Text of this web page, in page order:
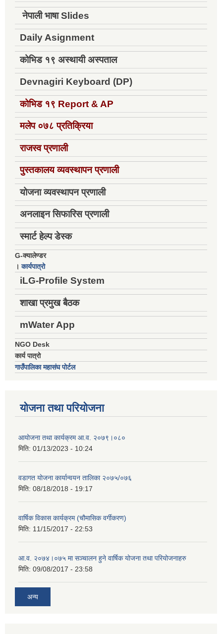
नेपाली भाषा Slides
Daily Asignment
कोभिड १९ अस्थायी अस्पताल
Devnagiri Keyboard (DP)
कोभिड १९ Report & AP
मलेप ०७८ प्रतिक्रिया
राजस्व प्रणाली
पुस्तकालय व्यवस्थापन प्रणाली
योजना व्यवस्थापन प्रणाली
अनलाइन सिफारिस प्रणाली
स्मार्ट हेल्प डेस्क
G-क्यालेण्डर
।कार्यपात्रो
iLG-Profile System
शाखा प्रमुख बैठक
mWater App
NGO Desk
कार्य पात्रो
गाउँपालिका महासंघ पोर्टल
योजना तथा परियोजना
आयोजना तथा कार्यक्रम आ.व. २०७९।०८०
मिति: 01/13/2023 - 10:24
वडागत योजना कार्यान्वयन तालिका २०७५/०७६
मिति: 08/18/2018 - 19:17
वार्षिक विकास कार्यक्रम (चौमासिक वर्गीकरण)
मिति: 11/15/2017 - 22:53
आ.व. २०७४।०७५ मा सञ्चालन हुने वार्षिक योजना तथा परियोजनाहरु
मिति: 09/08/2017 - 23:58
अन्य